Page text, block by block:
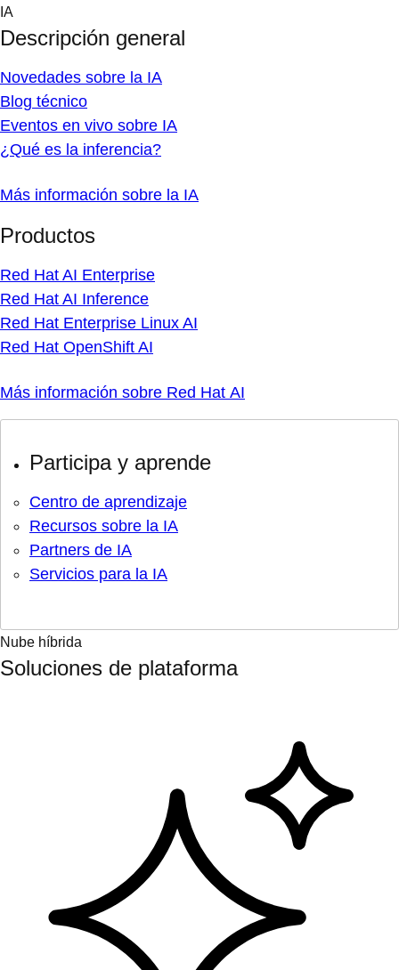
Skip
content
IA
Descripción general
Novedades sobre la IA
Blog técnico
Eventos en vivo sobre IA
¿Qué es la inferencia?
Más información sobre la IA
Productos
Red Hat AI Enterprise
Red Hat AI Inference
Red Hat Enterprise Linux AI
Red Hat OpenShift AI
Más información sobre Red Hat AI
Participa y aprende
Centro de aprendizaje
Recursos sobre la IA
Partners de IA
Servicios para la IA
Nube híbrida
Soluciones de plataforma